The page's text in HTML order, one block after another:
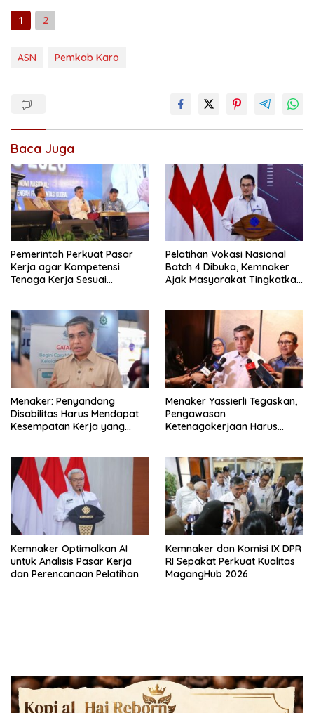
1
2
ASN Pemkab Karo
Baca Juga
Pemerintah Perkuat Pasar
Kerja agar Kompetensi
Tenaga Kerja Sesuai
Pelatihan Vokasi Nasional
Batch 4 Dibuka, Kemnaker
Ajak Masyarakat Tingkatkan
Menaker: Penyandang
Disabilitas Harus Mendapat
Kesempatan Kerja yang
Menaker Yassierli Tegaskan,
Pengawasan
Ketenagakerjaan Harus
Kemnaker Optimalkan AI
untuk Analisis Pasar Kerja
dan Perencanaan Pelatihan
Kemnaker dan Komisi IX DPR
RI Sepakat Perkuat Kualitas
MagangHub 2026